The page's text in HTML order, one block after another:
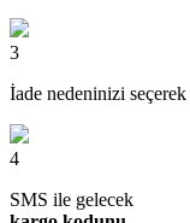
3
İade nedeninizi seçerek
4
SMS ile gelecek